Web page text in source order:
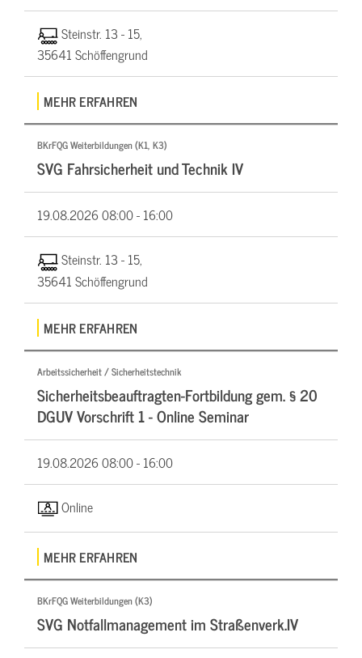
Steinstr. 13 - 15,
35641 Schöffengrund
MEHR ERFAHREN
BKrFQG Weiterbildungen (K1, K3)
SVG Fahrsicherheit und Technik IV
19.08.202608:00 - 16:00
Steinstr. 13 - 15,
35641 Schöffengrund
MEHR ERFAHREN
Arbeitssicherheit / Sicherheitstechnik
Sicherheitsbeauftragten-Fortbildung gem. § 20
DGUV Vorschrift 1 - Online Seminar
19.08.202608:00 - 16:00
Online
MEHR ERFAHREN
BKrFQG Weiterbildungen (K3)
SVG Notfallmanagement im Straßenverk.IV